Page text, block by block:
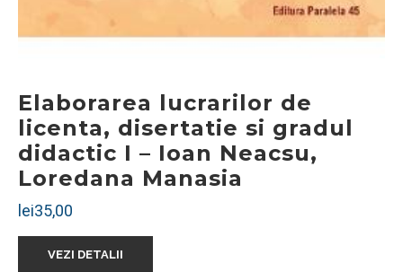
Elaborarea lucrarilor de
licenta, disertatie si gradul
didactic I – Ioan Neacsu,
Loredana Manasia
lei35,00
VEZI DETALII